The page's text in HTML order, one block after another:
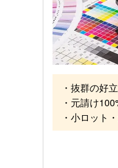
・抜群の好
・元請け
・小ロット